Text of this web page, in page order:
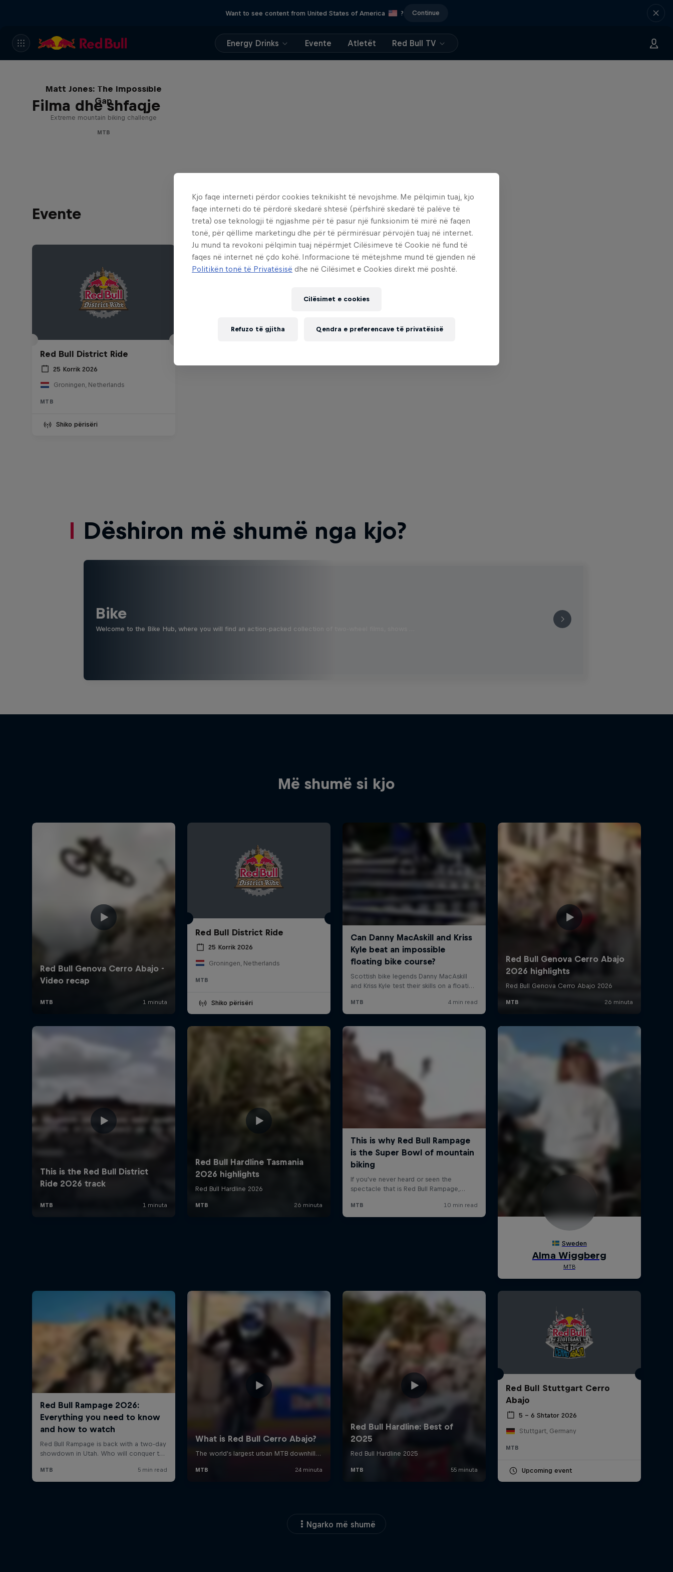
Want to see content from United States of America ? Continue
Energy Drinks Evente Atletët Red Bull TV
Filma dhe shfaqje
Matt Jones: The Impossible
Gap
Extreme mountain biking challenge
MTB
Evente
Red Bull District Ride
25 Korrik 2026
Groningen, Netherlands
MTB
Shiko përisëri
Dëshiron më shumë nga kjo?
Bike
Welcome to the Bike Hub, where you will find an action-packed collection of two-wheel films, shows …
Më shumë si kjo
Red Bull District Ride
25 Korrik 2026
Groningen, Netherlands
MTB
Shiko përisëri
Red Bull Stuttgart Cerro
Abajo
5 – 6 Shtator 2026
Stuttgart, Germany
MTB
Upcoming event
Ngarko më shumë
Kjo faqe interneti përdor cookies teknikisht të nevojshme. Me pëlqimin tuaj, kjo
faqe interneti do të përdorë skedarë shtesë (përfshirë skedarë të palëve të
treta) ose teknologji të ngjashme për të pasur një funksionim të mirë në faqen
tonë, për qëllime marketingu dhe për të përmirësuar përvojën tuaj në internet.
Ju mund ta revokoni pëlqimin tuaj nëpërmjet Cilësimeve të Cookie në fund të
faqes në internet në çdo kohë. Informacione të mëtejshme mund të gjenden në
Politikën tonë të Privatësisë dhe në Cilësimet e Cookies direkt më poshtë.
Cilësimet e cookies
Refuzo të gjitha Qendra e preferencave të privatësisë